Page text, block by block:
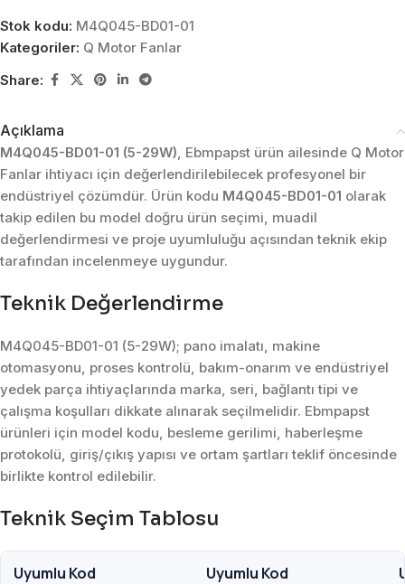
Stok kodu: M4Q045-BD01-01
Kategoriler: Q Motor Fanlar
Share:
Açıklama
M4Q045-BD01-01 (5-29W), Ebmpapst ürün ailesinde Q Motor
Fanlar ihtiyacı için değerlendirilebilecek profesyonel bir
endüstriyel çözümdür. Ürün kodu M4Q045-BD01-01 olarak
takip edilen bu model doğru ürün seçimi, muadil
değerlendirmesi ve proje uyumluluğu açısından teknik ekip
tarafından incelenmeye uygundur.
Teknik Değerlendirme
M4Q045-BD01-01 (5-29W); pano imalatı, makine
otomasyonu, proses kontrolü, bakım-onarım ve endüstriyel
yedek parça ihtiyaçlarında marka, seri, bağlantı tipi ve
çalışma koşulları dikkate alınarak seçilmelidir. Ebmpapst
ürünleri için model kodu, besleme gerilimi, haberleşme
protokolü, giriş/çıkış yapısı ve ortam şartları teklif öncesinde
birlikte kontrol edilebilir.
Teknik Seçim Tablosu
Uyumlu Kod Uyumlu Kod